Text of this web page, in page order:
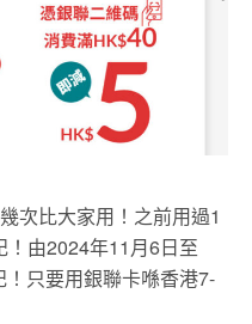
次比大家用！之前用過1
由2024年11月6日至
只要用銀聯卡喺香港7-